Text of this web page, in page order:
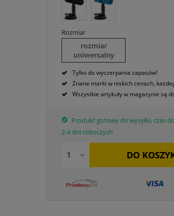
Rozmiar
rozmiar
uniwersalny
Tylko do wyczerpania zapasów!
Znane marki w niskich cenach,
Wszystkie artykuły w magazynie są
Produkt gotowy do wysyłki, czas
2-4 dni roboczych
DO